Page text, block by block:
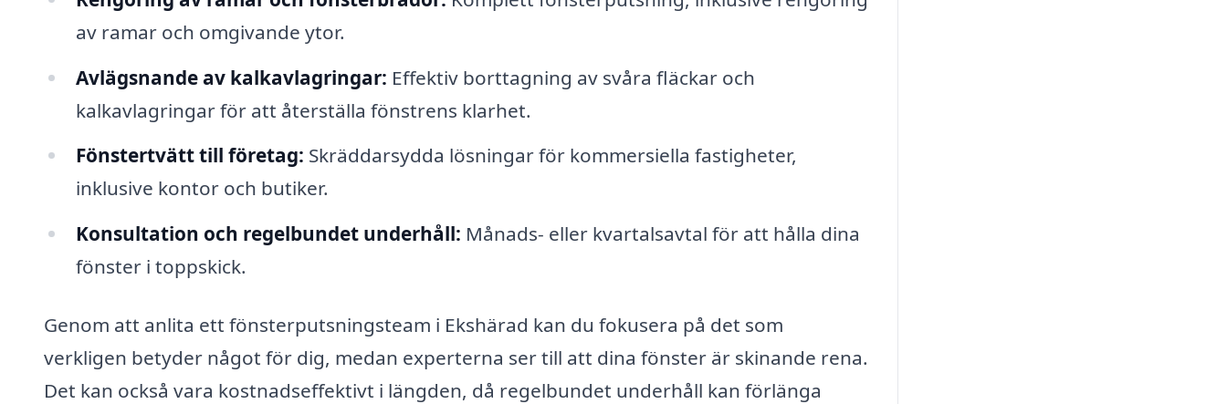
av ramar och omgivande ytor.
Avlägsnande av kalkavlagringar: Effektiv borttagning av svåra fläckar och
kalkavlagringar för att återställa fönstrens klarhet.
Fönstertvätt till företag: Skräddarsydda lösningar för kommersiella fastigheter,
inklusive kontor och butiker.
Konsultation och regelbundet underhåll: Månads- eller kvartalsavtal för att hålla dina
fönster i toppskick.
Genom att anlita ett fönsterputsningsteam i Ekshärad kan du fokusera på det som
verkligen betyder något för dig, medan experterna ser till att dina fönster är skinande rena.
Det kan också vara kostnadseffektivt i längden, då regelbundet underhåll kan förlänga